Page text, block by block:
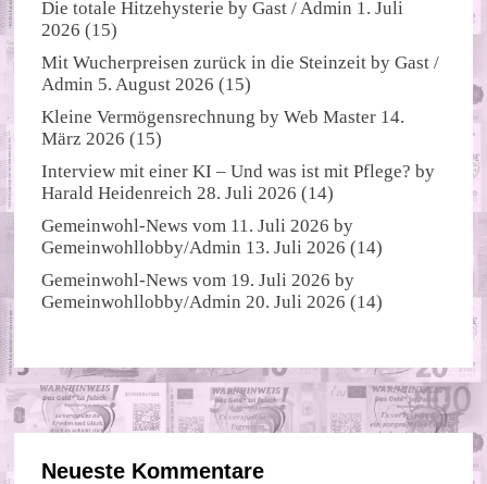
Die totale Hitzehysterie byGast / Admin 1. Juli
2026 (15)
Mit Wucherpreisen zurück in die Steinzeit byGast /
Admin 5. August 2026 (15)
Kleine Vermögensrechnung byWeb Master 14.
März 2026 (15)
Interview mit einer KI – Und was ist mit Pflege? by
Harald Heidenreich 28. Juli 2026 (14)
Gemeinwohl-News vom 11. Juli 2026 by
Gemeinwohllobby/Admin 13. Juli 2026 (14)
Gemeinwohl-News vom 19. Juli 2026 by
Gemeinwohllobby/Admin 20. Juli 2026 (14)
Neueste Kommentare